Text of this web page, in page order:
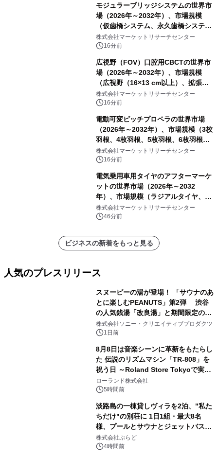
モジュラーブリッジシステムの世界市
場（2026年～2032年）、市場規模
（仮歯橋システム、永久歯橋システ
ム）・分析レポートを発表
株式会社マーケットリサーチセンター
16分前
広視野（FOV）口腔用CBCTの世界市
場（2026年～2032年）、市場規模
（広視野（16×13 cm以上）、拡張広
視野（18×16 cm以上）、超広視野
（24×19 cm以上））・分析レポート
株式会社マーケットリサーチセンター
16分前
電動可変ピッチプロペラの世界市場
（2026年～2032年）、市場規模（3枚
羽根、4枚羽根、5枚羽根、6枚羽根、
その他）・分析レポートを発表
株式会社マーケットリサーチセンター
16分前
電気乗用車用タイヤのアフターマーケ
ットの世界市場（2026年～2032
年）、市場規模（ラジアルタイヤ、サ
イドウォール補強タイヤ、その他）・
分析レポートを発表
株式会社マーケットリサーチセンター
46分前
ビジネスの新着をもっと見る
人気のプレスリリース
スヌーピーの湯が登場！ 「サウナのあ
とに楽しむPEANUTS」第2弾 渋谷
の人気銭湯「改良湯」と期間限定のコ
ラボレーション サウナイキタイコラ
ボグッズも発売決定！
株式会社ソニー・クリエイティブプロダクツ
1日前
8月8日は音楽シーンに革新をもたらし
た 伝説のリズムマシン「TR-808」を
祝う日 ～Roland Store Tokyoで実機
を展示しての 記念キャンペーンを開
催 英国ラジオ「NTS」の 特別プログ
アーティストを フィーチャーしたアニ
メーションを公開～
ローランド株式会社
5時間前
淡路島の一棟貸しヴィラを2泊、"私た
ちだけ"の別荘に 1日1組・最大8名
様、プールとサウナとジェットバス付
きで Villa Mon Temps AWAJIの連泊
素泊りプラン
株式会社ぷらど
4時間前